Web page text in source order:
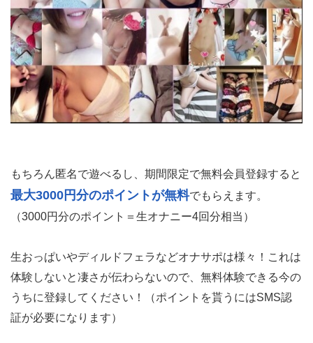
もちろん匿名で遊べるし、期間限定で無料会員登録すると
最大3000円分のポイントが無料でもらえます。
（3000円分のポイント＝生オナニー4回分相当）
生おっぱいやディルドフェラなどオナサポは様々！これは
体験しないと凄さが伝わらないので、無料体験できる今の
うちに登録してください！（ポイントを貰うにはSMS認
証が必要になります）